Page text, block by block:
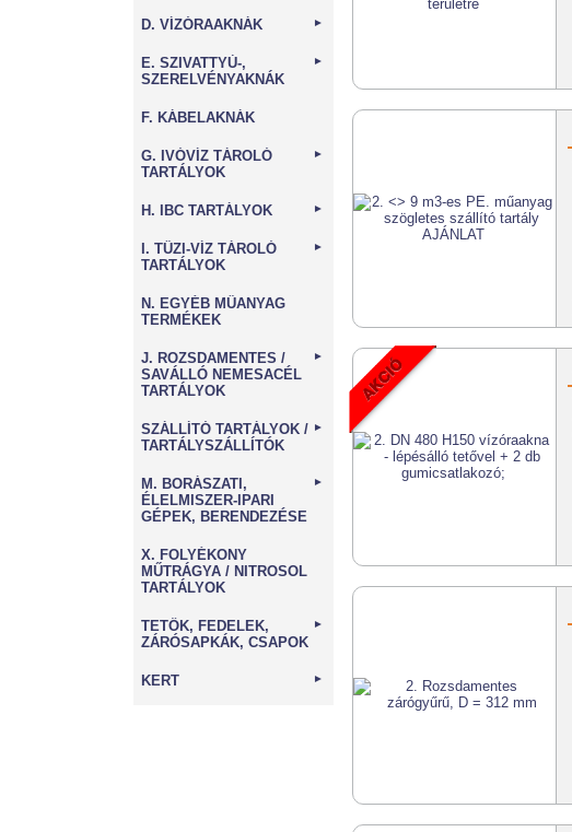
D. VÍZÓRAAKNÁK ►
E. SZIVATTYÚ-,
SZERELVÉNYAKNÁK
►
F. KÁBELAKNÁK
G. IVÓVÍZ TÁROLÓ
TARTÁLYOK
►
H. IBC TARTÁLYOK ►
I. TŰZI-VÍZ TÁROLÓ
TARTÁLYOK
►
N. EGYÉB MŰANYAG
TERMÉKEK
J. ROZSDAMENTES /
SAVÁLLÓ NEMESACÉL
TARTÁLYOK
►
SZÁLLÍTÓ TARTÁLYOK /
TARTÁLYSZÁLLÍTÓK
►
M. BORÁSZATI,
ÉLELMISZER-IPARI
GÉPEK, BERENDEZÉSE
►
X. FOLYÉKONY
MŰTRÁGYA / NITROSOL
TARTÁLYOK
TETŐK, FEDELEK,
ZÁRÓSAPKÁK, CSAPOK
►
KERT ►